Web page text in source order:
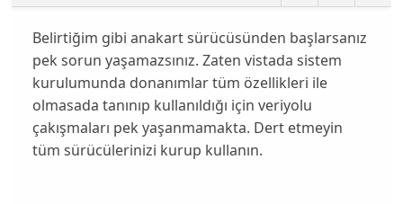
Belirtiğim gibi anakart sürücüsünden başlarsanız
pek sorun yaşamazsınız. Zaten vistada sistem
kurulumunda donanımlar tüm özellikleri ile
olmasada tanınıp kullanıldığı için veriyolu
çakışmaları pek yaşanmamakta. Dert etmeyin
tüm sürücülerinizi kurup kullanın.